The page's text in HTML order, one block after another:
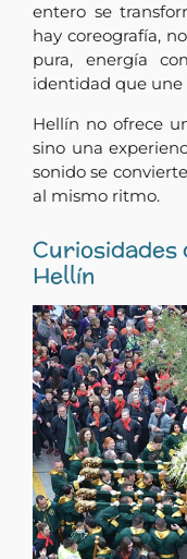
entero se
hay coreografía,
pura, energía
identidad que une
Hellín no ofrece
sino una
sonido se
al mismo ritmo.
Curiosidades
Hellín